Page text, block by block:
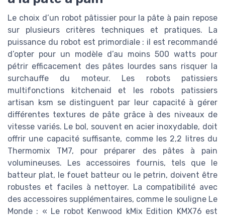
Le choix d’un robot pâtissier pour la pâte à pain repose
sur plusieurs critères techniques et pratiques. La
puissance du robot est primordiale : il est recommandé
d’opter pour un modèle d’au moins 500 watts pour
pétrir efficacement des pâtes lourdes sans risquer la
surchauffe du moteur. Les robots patissiers
multifonctions kitchenaid et les robots patissiers
artisan ksm se distinguent par leur capacité à gérer
différentes textures de pâte grâce à des niveaux de
vitesse variés. Le bol, souvent en acier inoxydable, doit
offrir une capacité suffisante, comme les 2,2 litres du
Thermomix TM7, pour préparer des pâtes à pain
volumineuses. Les accessoires fournis, tels que le
batteur plat, le fouet batteur ou le petrin, doivent être
robustes et faciles à nettoyer. La compatibilité avec
des accessoires supplémentaires, comme le souligne Le
Monde : « Le robot Kenwood kMix Edition KMX76 est